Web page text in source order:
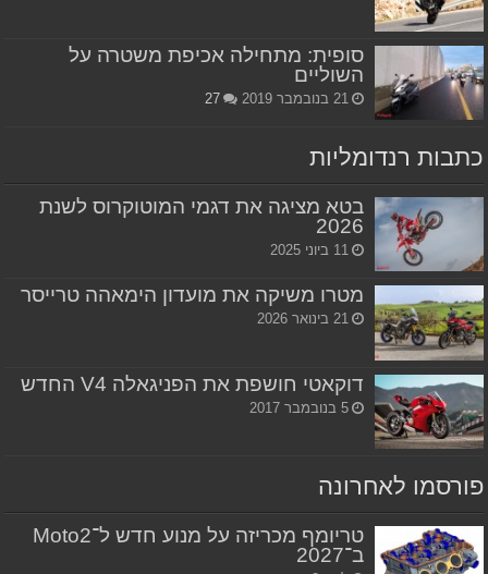
סופית: מתחילה אכיפת משטרה על
השוליים
21 בנובמבר 2019 27
כתבות רנדומליות
בטא מציגה את דגמי המוטוקרוס לשנת
2026
11 ביוני 2025
מטרו משיקה את מועדון הימאהה טרייסר
21 בינואר 2026
דוקאטי חושפת את הפניגאלה V4 החדש
5 בנובמבר 2017
פורסמו לאחרונה
טריומף מכריזה על מנוע חדש ל־Moto2
ב־2027